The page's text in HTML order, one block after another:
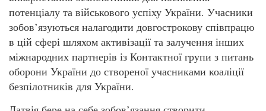
потенціалу та військового успіху України. Учасники
зобов’язуються налагодити довгострокову співпрацю
в цій сфері шляхом активізації та залучення інших
міжнародних партнерів із Контактної групи з питань
оборони України до створеної учасниками коаліції
безпілотників для України.